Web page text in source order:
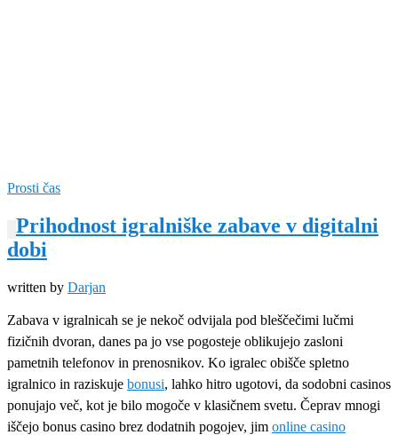
Prosti čas
Prihodnost igralniške zabave v digitalni
dobi
written by Darjan
Zabava v igralnicah se je nekoč odvijala pod bleščečimi lučmi
fizičnih dvoran, danes pa jo vse pogosteje oblikujejo zasloni
pametnih telefonov in prenosnikov. Ko igralec obišče spletno
igralnico in raziskuje bonusi, lahko hitro ugotovi, da sodobni casinos
ponujajo več, kot je bilo mogoče v klasičnem svetu. Čeprav mnogi
iščejo bonus casino brez dodatnih pogojev, jim online casino